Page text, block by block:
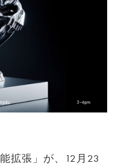
拡張」が、12月23